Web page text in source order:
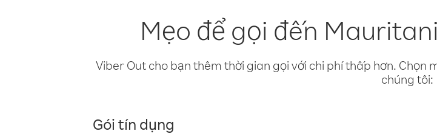
Mẹo để gọi đến
Viber Out cho bạn thêm thời gian gọi với chi phí thấp hơn.
chúng tôi:
Gói tín dụng